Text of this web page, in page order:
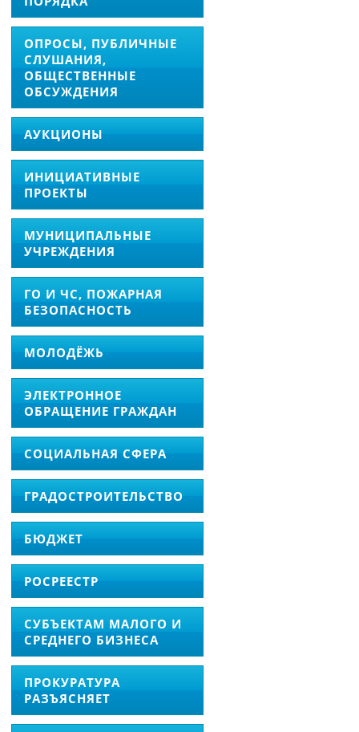
ОПРОСЫ, ПУБЛИЧНЫЕ
СЛУШАНИЯ,
ОБЩЕСТВЕННЫЕ
ОБСУЖДЕНИЯ
АУКЦИОНЫ
ИНИЦИАТИВНЫЕ
ПРОЕКТЫ
МУНИЦИПАЛЬНЫЕ
УЧРЕЖДЕНИЯ
ГО И ЧС, ПОЖАРНАЯ
БЕЗОПАСНОСТЬ
МОЛОДЁЖЬ
ЭЛЕКТРОННОЕ
ОБРАЩЕНИЕ ГРАЖДАН
СОЦИАЛЬНАЯ СФЕРА
ГРАДОСТРОИТЕЛЬСТВО
БЮДЖЕТ
РОСРЕЕСТР
СУБЪЕКТАМ МАЛОГО И
СРЕДНЕГО БИЗНЕСА
ПРОКУРАТУРА
РАЗЪЯСНЯЕТ